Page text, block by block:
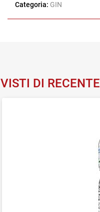
Categoria: GIN
VISTI DI RECENTE